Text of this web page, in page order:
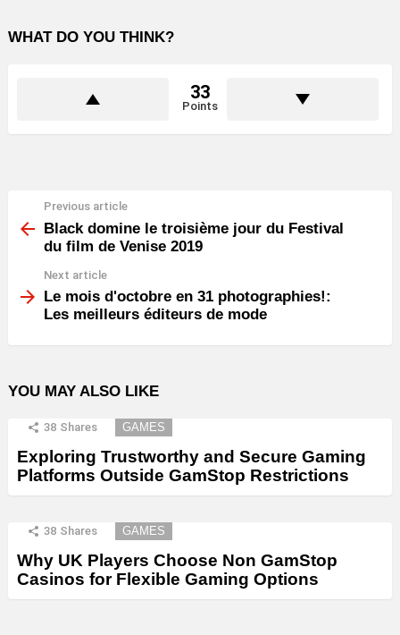
WHAT DO YOU THINK?
33
Points
more
Previous article
Black domine le troisième jour du Festival
du film de Venise 2019
Next article
Le mois d'octobre en 31 photographies!:
Les meilleurs éditeurs de mode
YOU MAY ALSO LIKE
38 Shares GAMES
Exploring Trustworthy and Secure Gaming
Platforms Outside GamStop Restrictions
38 Shares GAMES
Why UK Players Choose Non GamStop
Casinos for Flexible Gaming Options